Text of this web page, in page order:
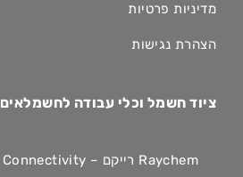
מדיניות פרטיות
הצהרת נגישות
ציוד חשמל וכלי עבודה לחשמלאים
Raychem רייקם – TE Connectivity